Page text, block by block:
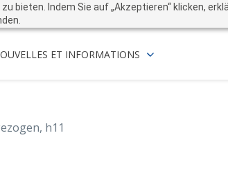
bieten. Indem Sie auf „Akzeptieren“ klicken,
ET INFORMATIONS
h11